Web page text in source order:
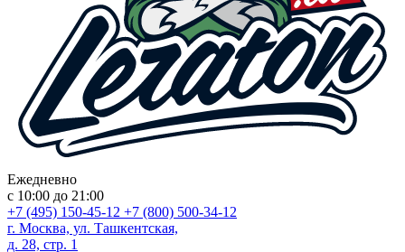
Ежедневно
с 10:00 до 21:00
+7 (495) 150-45-12 +7 (800) 500-34-12
г. Москва, ул. Ташкентская,
д. 28, стр. 1